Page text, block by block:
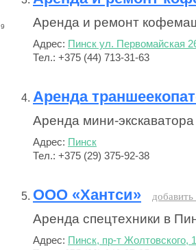
9 Аренда и ремонт
Адрес: Пинск ул. Первомайская
Тел.: +375 (44) 713-31-63
Аренда
Аренда мини-
Адрес: Пинск
Тел.: +375 (29) 375-92-38
ООО «Хантси»
Аренда спецтехники в
Адрес: Пинск, пр-т Жолтовского,